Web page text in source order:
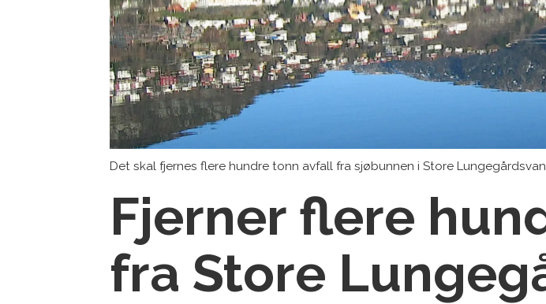
Det skal fjernes flere hundre tonn avfall fra sjøbunnen i Store
Fjerner flere
fra Store